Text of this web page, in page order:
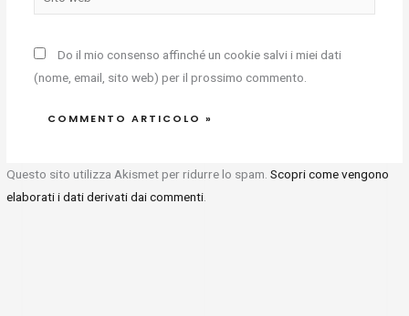
web
Do il mio consenso affinché un cookie salvi i miei dati
(nome, email, sito web) per il prossimo commento.
Questo sito utilizza Akismet per ridurre lo spam.Scopri come vengono
elaborati i dati derivati dai commenti